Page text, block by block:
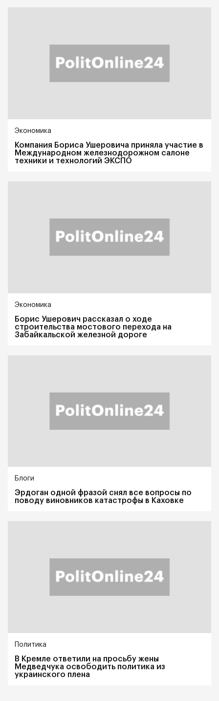
Экономика
Компания Бориса Ушеровича приняла участие в
Международном железнодорожном салоне
техники и технологий ЭКСПО
Экономика
Борис Ушерович рассказал о ходе
строительства мостового перехода на
Забайкальской железной дороге
Блоги
Эрдоган одной фразой снял все вопросы по
поводу виновников катастрофы в Каховке
Политика
В Кремле ответили на просьбу жены
Медведчука освободить политика из
украинского плена